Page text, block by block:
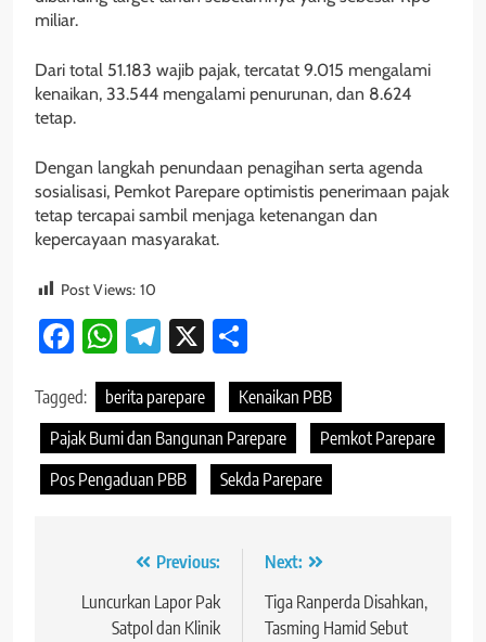
miliar.
Dari total 51.183 wajib pajak, tercatat 9.015 mengalami
kenaikan, 33.544 mengalami penurunan, dan 8.624
tetap.
Dengan langkah penundaan penagihan serta agenda
sosialisasi, Pemkot Parepare optimistis penerimaan pajak
tetap tercapai sambil menjaga ketenangan dan
kepercayaan masyarakat.
Post Views: 10
Facebook
WhatsApp
Telegram
X
Tagged: berita parepare
Kenaikan PBB
Pajak Bumi dan Bangunan Parepare
Pemkot Parepare
Pos Pengaduan PBB
Sekda Parepare
Navigasi
pos
Previous:
Luncurkan Lapor Pak
Satpol dan Klinik
Next:
Tiga Ranperda Disahkan,
Tasming Hamid Sebut